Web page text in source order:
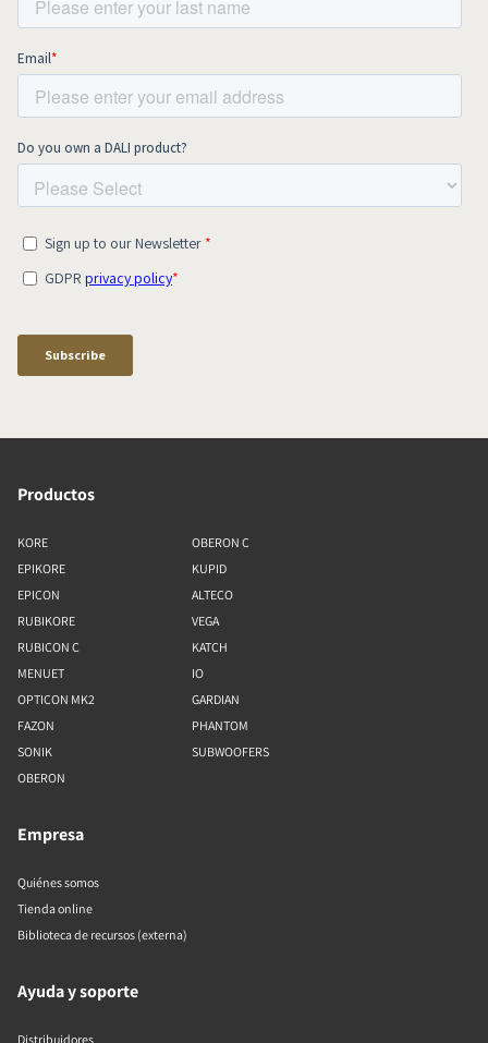
Productos
KORE
EPIKORE
EPICON
RUBIKORE
RUBICON C
MENUET
OPTICON MK2
FAZON
SONIK
OBERON
OBERON C
KUPID
ALTECO
VEGA
KATCH
IO
GARDIAN
PHANTOM
SUBWOOFERS
Empresa
Quiénes somos
Tienda online
Biblioteca de recursos (externa)
Ayuda y soporte
Distribuidores